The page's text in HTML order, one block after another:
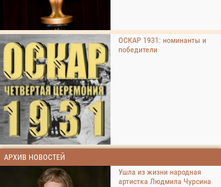
ОСКАР 1931: номинанты и
победители
АРХИВ НОВОСТЕЙ
Ушла из жизни народная
артистка Людмила Чурсина